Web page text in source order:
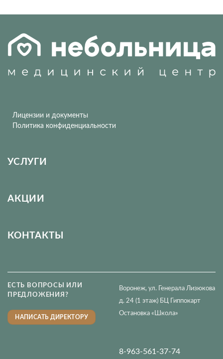
Лицензии и документы
Политика конфиденциальности
УСЛУГИ
АКЦИИ
КОНТАКТЫ
ЕСТЬ ВОПРОСЫ ИЛИ
ПРЕДЛОЖЕНИЯ?
НАПИСАТЬ ДИРЕКТОРУ
Воронеж, ул. Генерала Лизюкова
д. 24 (1 этаж) БЦ Гиппокарт
Остановка «Школа»
8-963-561-37-74